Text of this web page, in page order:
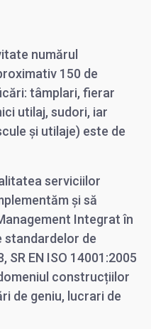
numărul
150 de
tâmplari, fierar
utilaj, sudori, iar
și utilaje) este de
serviciilor
și să
Integrat în
de
SR EN ISO 14001:2005
construcțiilor
de geniu, lucrari de